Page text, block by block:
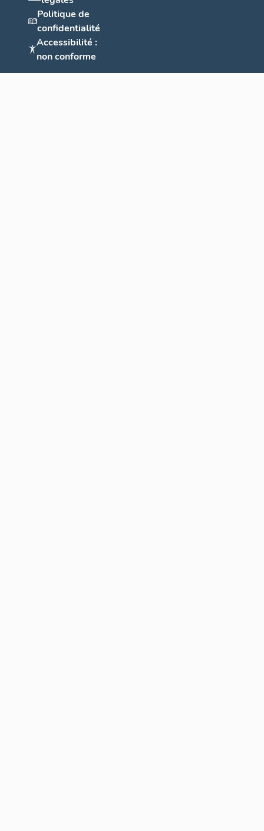
Politique de
confidentialité
Accessibilité :
non conforme